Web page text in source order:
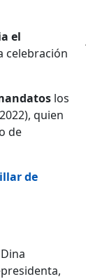
el
celebración
los
quien
de
de